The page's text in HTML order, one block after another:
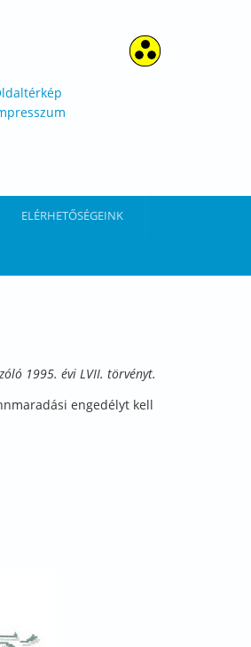
ELÉRHETŐSÉGEINK
1995. évi LVII. törvényt.
engedélyt kell